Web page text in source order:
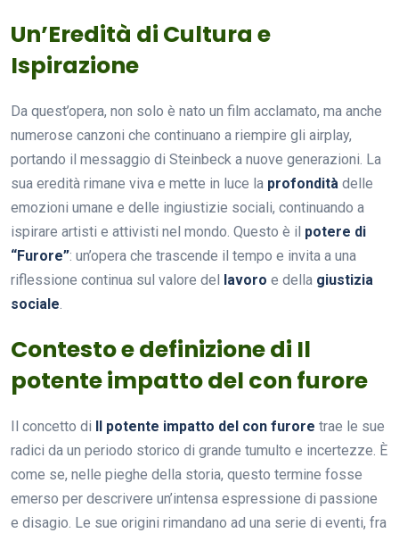
Un’Eredità di Cultura e
Ispirazione
Da quest’opera, non solo è nato un film acclamato, ma anche
numerose canzoni che continuano a riempire gli airplay,
portando il messaggio di Steinbeck a nuove generazioni. La
sua eredità rimane viva e mette in luce la profondità delle
emozioni umane e delle ingiustizie sociali, continuando a
ispirare artisti e attivisti nel mondo. Questo è il potere di
“Furore”: un’opera che trascende il tempo e invita a una
riflessione continua sul valore del lavoro e della giustizia
sociale
Contesto e definizione di Il
potente impatto del con furore
Il concetto di Il potente impatto del con furore trae le sue
radici da un periodo storico di grande tumulto e incertezze. È
come se, nelle pieghe della storia, questo termine fosse
emerso per descrivere un’intensa espressione di passione
e disagio. Le sue origini rimandano ad una serie di eventi, fra